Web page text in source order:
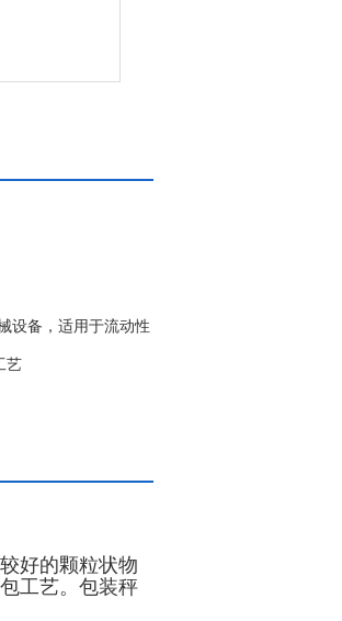
设备，适用于流动性
艺
好的颗粒状物
工艺。包装秤